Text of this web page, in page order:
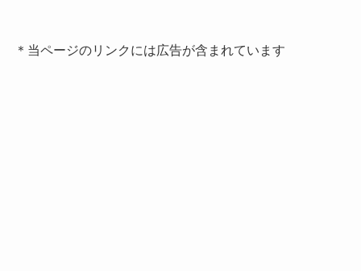
＊当ページのリンクには広告が含まれています